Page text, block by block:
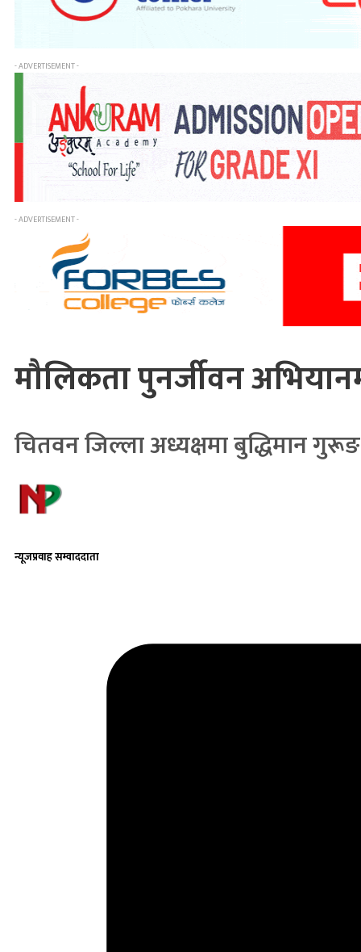
- ADVERTISEMENT -
- ADVERTISEMENT -
मौलिकता पुनर्जीवन
चितवन जिल्ला अध्यक्षमा बुद्धिमान गुरूङ
न्यूजप्रवाह सम्वाददाता